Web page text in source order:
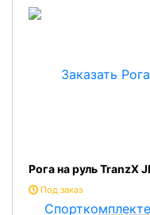
Рога на руль TranzX
Под заказ